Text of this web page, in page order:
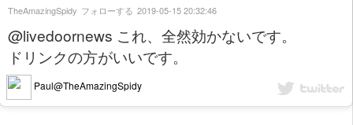
@livedoornews これ、全然効かないです。
ドリンクの方がいいです。
Paul@TheAmazingSpidy
TheAmazingSpidy フォローする 2019-05-15 20:32:46